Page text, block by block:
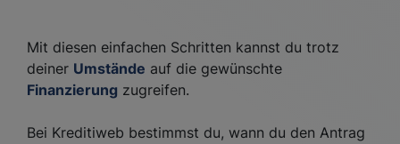
Mit diesen einfachen Schritten kannst du trotz
deiner Umstände auf die gewünschte
Finanzierung zugreifen.
Bei Kreditiweb bestimmst du, wann du den Antrag